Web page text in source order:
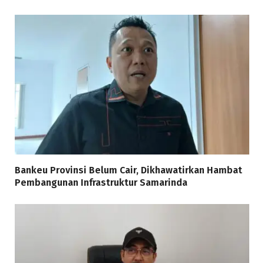
Bankeu Provinsi Belum Cair, Dikhawatirkan Hambat
Pembangunan Infrastruktur Samarinda